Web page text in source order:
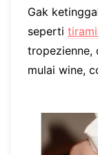
Gak
seperti
tropezienne,
mulai wine,